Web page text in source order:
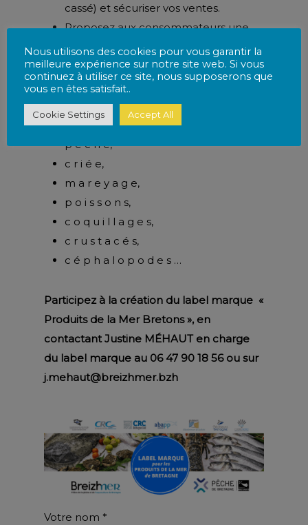
cassé) et sécuriser vos ventes.
Proposez aux consommateurs une
large gamme de produits bretons et
de qualité facilement identifiables.
Quelle que soit votre spécialité :
c o n c h y l i c u l t u r e,
p ê c h e,
c r i é e,
m a r e y a g e,
p o i s s o n s,
c o q u i l l a g e s,
c r u s t a c é s,
c é p h a l o p o d e s …
Participez à la création du label marque «
Produits de la Mer Bretons », en
contactant Justine MÉHAUT en charge
du label marque au 06 47 90 18 56 ou sur
j.mehaut@breizhmer.bzh
Votre nom *
Nous utilisons des cookies pour vous garantir la
meilleure expérience sur notre site web. Si vous
continuez à utiliser ce site, nous supposerons que
vous en êtes satisfait..
Cookie Settings Accept All